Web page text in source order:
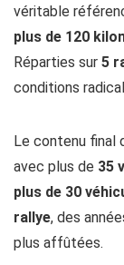
véritable
plus de 120
Réparties sur 5
conditions
Le contenu final
avec plus de 35
plus de 30
rallye, des
plus affûtées.